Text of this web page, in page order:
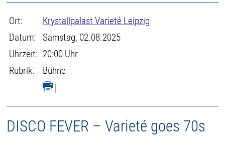
Ort:
Krystallpalast Varieté Leipzig
Datum:
Samstag, 02.08.2025
Uhrzeit: 20:00 Uhr
Rubrik:
Bühne
|
DISCO FEVER – Varieté goes 70s